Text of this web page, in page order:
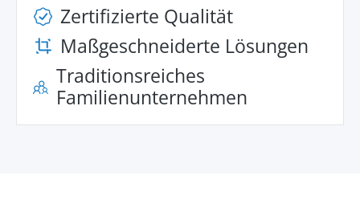
Zertifizierte Qualität
Maßgeschneiderte Lösungen
Traditionsreiches
Familienunternehmen